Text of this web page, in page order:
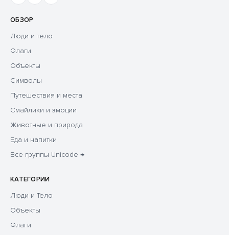
ОБЗОР
Люди и тело
Флаги
Объекты
Символы
Путешествия и места
Смайлики и эмоции
Животные и природа
Еда и напитки
Все группы Unicode →
КАТЕГОРИИ
Люди и Тело
Объекты
Флаги